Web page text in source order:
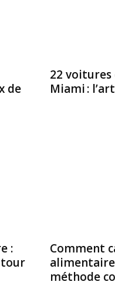
de
22 voitures
Miami :
:
Comment
alimentaire
méthode